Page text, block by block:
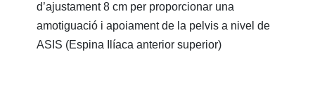
d’ajustament 8 cm per proporcionar una
amotiguació i apoiament de la pelvis a nivel de
ASIS (Espina Ilíaca anterior superior)